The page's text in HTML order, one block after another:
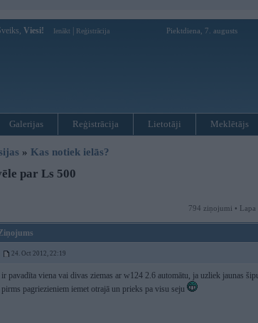
Viesi! Ienākt Reģistrācija Piektdiena, 7. augusts
Galerijas Reģistrācija Lietotāji Meklētājs
» Kas notiek ielās?
par Ls 500
794 ziņojumi •
24. Oct 2012, 22:19
ir pavadīta viena vai divas ziemas ar w124 2.6 automātu, ja uzliek jaunas
pirms pagriezieniem iemet otrajā un prieks pa visu seju